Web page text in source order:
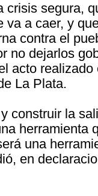
crisis segura,
va a caer, y
contra el
no dejarlos
acto
La Plata.
construir la
herramienta
una
en